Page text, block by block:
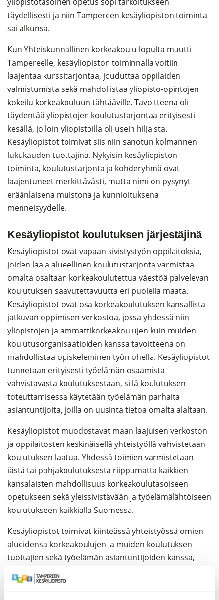
täydellisesti ja niin Tampereen kesäyliopiston toiminta
sai alkunsa.
Kun Yhteiskunnallinen korkeakoulu lopulta muutti
Tampereelle, kesäyliopiston toiminnalla voitiin
laajentaa kurssitarjontaa, jouduttaa oppilaiden
valmistumista sekä mahdollistaa yliopisto-opintojen
kokeilu korkeakouluun tähtääville. Tavoitteena oli
täydentää yliopistojen koulutustarjontaa erityisesti
kesällä, jolloin yliopistoilla oli usein hiljaista.
Kesäyliopistot toimivat siis niin sanotun kolmannen
lukukauden tuottajina. Nykyisin kesäyliopiston
toiminta, koulutustarjonta ja kohderyhmä ovat
laajentuneet merkittävästi, mutta nimi on pysynyt
eräänlaisena muistona ja kunnioituksena
menneisyydelle.
Kesäyliopistot koulutuksen järjestäjinä
Kesäyliopistot ovat vapaan sivistystyön oppilaitoksia,
joiden laaja alueellinen koulutustarjonta varmistaa
omalta osaltaan korkeakoulutettua väestöä palvelevan
koulutuksen saavutettavuutta eri puolella maata.
Kesäyliopistot ovat osa korkeakoulutuksen kansallista
jatkuvan oppimisen verkostoa, jossa yhdessä niin
yliopistojen ja ammattikorkeakoulujen kuin muiden
koulutusorganisaatioiden kanssa tavoitteena on
mahdollistaa opiskeleminen työn ohella. Kesäyliopistot
tunnetaan erityisesti työelämän osaamista
vahvistavasta koulutuksestaan, sillä koulutuksen
toteuttamisessa käytetään työelämän parhaita
asiantuntijoita, joilla on uusinta tietoa omalta alaltaan.
Kesäyliopistot muodostavat maan laajuisen verkoston
ja oppilaitosten keskinäisellä yhteistyöllä vahvistetaan
koulutuksen laatua. Yhdessä toimien varmistetaan
iästä tai pohjakoulutuksesta riippumatta kaikkien
kansalaisten mahdollisuus korkeakoulutasoiseen
opetukseen sekä yleissivistävään ja työelämälähtöiseen
koulutukseen kaikkialla Suomessa.
Kesäyliopistot toimivat kiinteässä yhteistyössä omien
alueidensa korkeakoulujen ja muiden koulutuksen
tuottajien sekä työelämän asiantuntijoiden kanssa,
mutta toimivat myös sellaisen korkeakouluopetuksen
tarjoajana, jota paikkakunnan omilla korkeakouluilla ei